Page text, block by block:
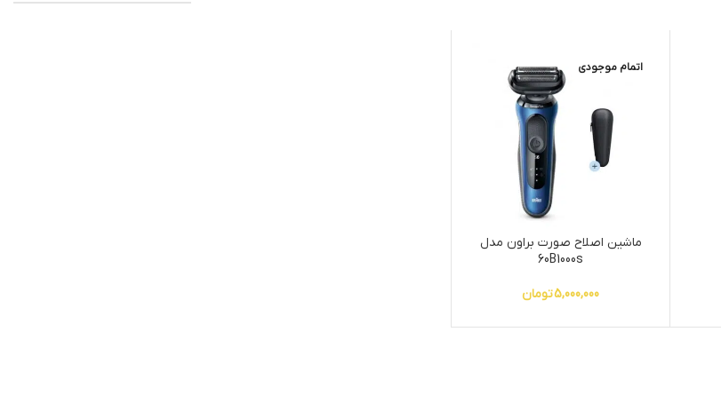
اتمام موجودی
ماشین اصلاح صورت براون مدل
60B1000s
5,000,000تومان